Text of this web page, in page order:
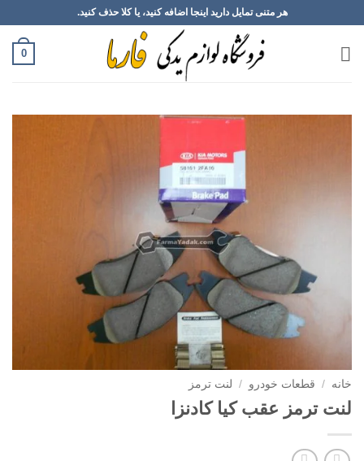
to
content
هر متنی تمایل دارید اینجا اضافه کنید، یا کلا حذف کنید.
0
خانه / قطعات خودرو / لنت ترمز
لنت ترمز عقب کیا کادنزا